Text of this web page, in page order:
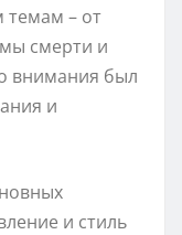
– от
смерти и
внимания был
и
и стиль